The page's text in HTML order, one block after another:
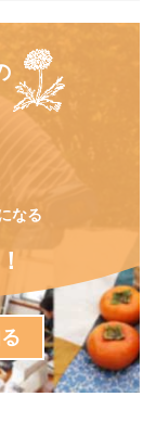
なる